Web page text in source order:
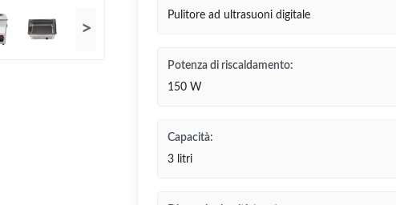
>
Pulitore ad ultrasuoni digitale
Potenza di riscaldamento:
150 W
Capacità:
3 litri